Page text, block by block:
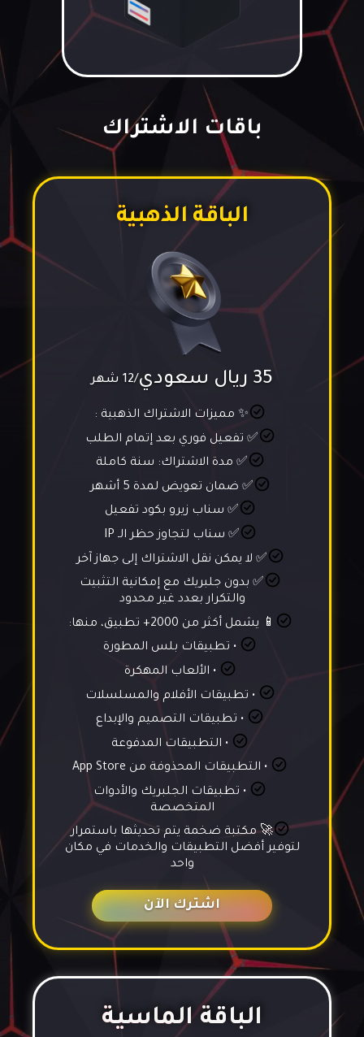
باقات الاشتراك
الباقة الذهبية
35 ريال سعودي /12 شهر
✨ مميزات الاشتراك الذهبية :
✅ تفعيل فوري بعد إتمام الطلب
✅ مدة الاشتراك: سنة كاملة
✅ ضمان تعويض لمدة 5 أشهر
✅ سناب زيرو بكود تفعيل
✅ سناب لتجاوز حظر الـ IP
✅ لا يمكن نقل الاشتراك إلى جهاز آخر
✅ بدون جلبريك مع إمكانية التثبيت
والتكرار بعدد غير محدود
📱 يشمل أكثر من 2000+ تطبيق، منها:
• تطبيقات بلس المطورة
• الألعاب المهكرة
• تطبيقات الأفلام والمسلسلات
• تطبيقات التصميم والإبداع
• التطبيقات المدفوعة
• التطبيقات المحذوفة من App Store
• تطبيقات الجلبريك والأدوات
المتخصصة
🚀 مكتبة ضخمة يتم تحديثها باستمرار
لتوفير أفضل التطبيقات والخدمات في مكان
واحد
اشترك الآن
الباقة الماسية